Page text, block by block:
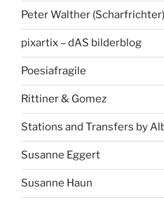
Peter Walther (Scharfrichter)
pixartix – dAS bilderblog
Poesiafragile
Rittiner & Gomez
Stations and Transfers by
Susanne Eggert
Susanne Haun